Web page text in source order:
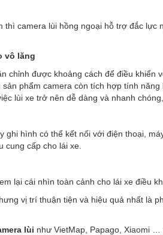
camera lùi hồng ngoại hỗ trợ đắc lực
vô lăng
được khoảng cách để điều khiển
phẩm camera còn tích hợp tính
lùi xe trở nên dễ dàng và nhanh
hình có thể kết nối với điện thoại,
cung cấp cho lái xe.
lại cái nhìn toàn cảnh cho lái xe điều
vị trí thuận tiện và hiệu quả nhất là
lùi như VietMap, Papago, Xiaomi